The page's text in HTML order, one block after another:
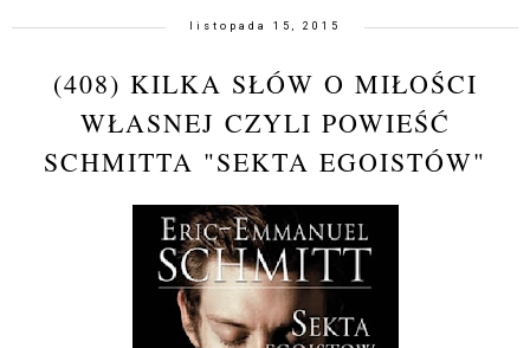
listopada 15, 2015
(408) KILKA SŁÓW O MIŁOŚCI
WŁASNEJ CZYLI POWIEŚĆ
SCHMITTA "SEKTA EGOISTÓW"